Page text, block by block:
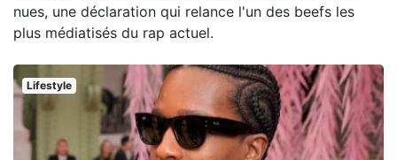
nues, une déclaration qui relance l'un des beefs les
plus médiatisés du rap actuel.
Lifestyle